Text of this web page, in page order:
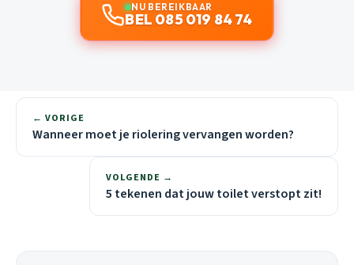
NU BEREIKBAAR
BEL 085 019 84 74
← VORIGE
Wanneer moet je riolering vervangen worden?
VOLGENDE →
5 tekenen dat jouw toilet verstopt zit!